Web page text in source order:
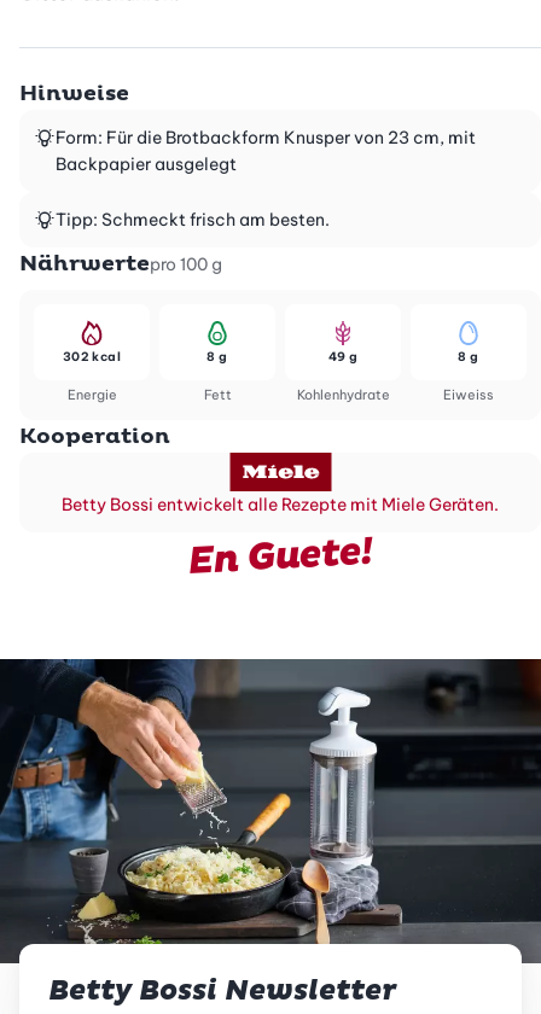
Hinweise
Form: Für die Brotbackform Knusper von 23 cm, mit
Backpapier ausgelegt
Tipp: Schmeckt frisch am besten.
Nährwertepro 100 g
Energie
302 kcal
Fett
8 g
Kohlenhydrate
49 g
Eiweiss
8 g
Kooperation
Betty Bossi entwickelt alle Rezepte mit Miele Geräten.
En Guete!
Betty Bossi Newsletter